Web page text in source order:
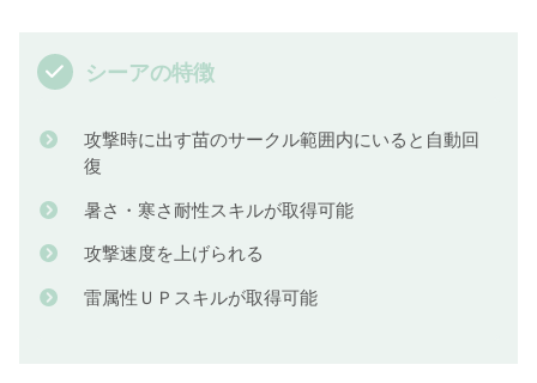
シーアの特徴
攻撃時に出す苗のサークル範囲内にいると自動回
復
暑さ・寒さ耐性スキルが取得可能
攻撃速度を上げられる
雷属性ＵＰスキルが取得可能